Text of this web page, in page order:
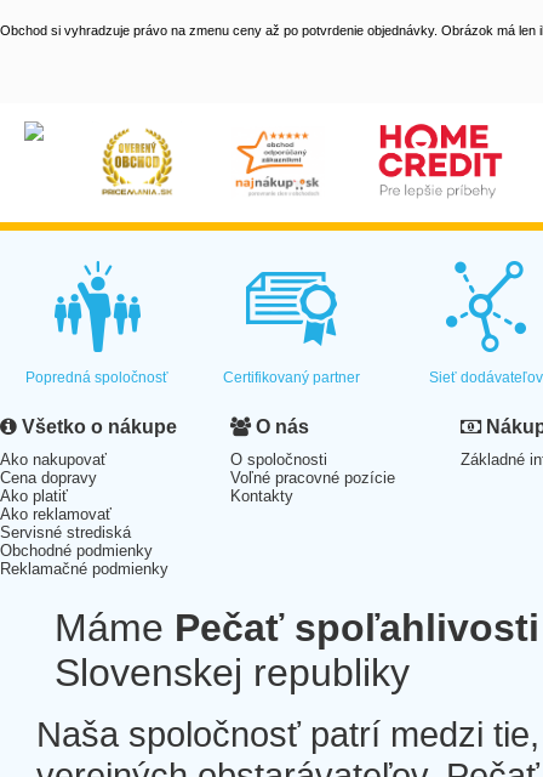
Obchod si vyhradzuje právo na zmenu ceny až po potvrdenie objednávky. Obrázok má len
Popredná spoločnosť Certifikovaný partner Sieť dodávateľov
Všetko o nákupe
Ako nakupovať
Cena dopravy
Ako platiť
Ako reklamovať
Servisné strediská
Obchodné podmienky
Reklamačné podmienky
O nás
O spoločnosti
Voľné pracovné pozície
Kontakty
Základné
Máme Pečať spoľahlivosti
Slovenskej republiky
Naša spoločnosť patrí medzi